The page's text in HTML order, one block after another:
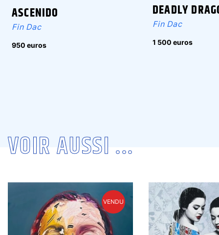
ASCENIDO
Fin Dac
950 euros
DEADLY
Fin Dac
1 500 euros
VOIR AUSSI ...
VENDU